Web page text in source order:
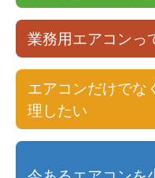
業務用エアコンっ
エアコンだけでな
理したい